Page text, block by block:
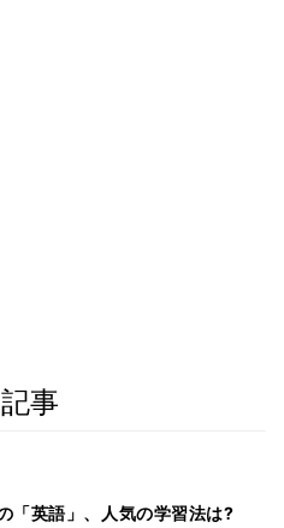
事
「英語」、人気の学習法は?